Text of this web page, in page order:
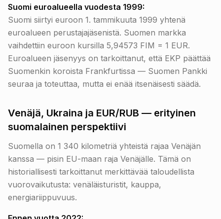
Suomi euroalueella vuodesta 1999:
Suomi siirtyi euroon 1. tammikuuta 1999 yhtenä
euroalueen perustajajäsenistä. Suomen markka
vaihdettiin euroon kursilla 5,94573 FIM = 1 EUR.
Euroalueen jäsenyys on tarkoittanut, että EKP päättää
Suomenkin koroista Frankfurtissa — Suomen Pankki
seuraa ja toteuttaa, mutta ei enää itsenäisesti säädä.
Venäjä, Ukraina ja EUR/RUB — erityinen
suomalainen perspektiivi
Suomella on 1 340 kilometriä yhteistä rajaa Venäjän
kanssa — pisin EU-maan raja Venäjälle. Tämä on
historiallisesti tarkoittanut merkittävää taloudellista
vuorovaikutusta: venäläisturistit, kauppa,
energiariippuvuus.